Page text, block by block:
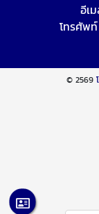
อีเ
โทรศัพ
© 2569